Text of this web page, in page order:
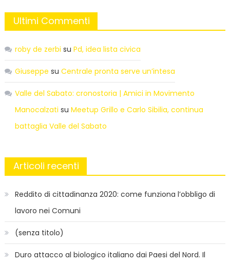
Ultimi Commenti
roby de zerbi su Pd, idea lista civica
Giuseppe su Centrale pronta serve un’intesa
Valle del Sabato: cronostoria | Amici in Movimento
Manocalzati su Meetup Grillo e Carlo Sibilia, continua
battaglia Valle del Sabato
Articoli recenti
Reddito di cittadinanza 2020: come funziona l’obbligo di
lavoro nei Comuni
(senza titolo)
Duro attacco al biologico italiano dai Paesi del Nord. Il